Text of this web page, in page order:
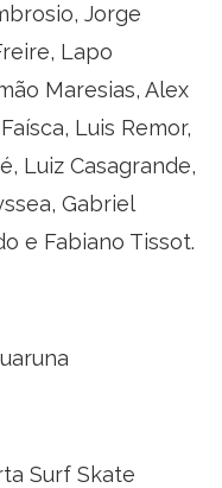
Jorge
Lapo
Maresias, Alex
Luis Remor,
Luiz Casagrande,
Gabriel
e Fabiano Tissot.
Surf Skate